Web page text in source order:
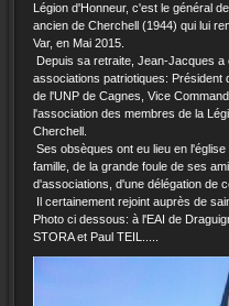
Légion d'Honneur, c'est le général
ancien de Cherchell (1944) qui lui
Var, en Mai 2015.
Depuis sa retraite, Jean-Jacques
associations patriotiques: Président
de l'UNP de Cagnes, Vice
l'association des membres de la
Cherchell.
Ses obsèques ont eu lieu en
famille, de la grande foule de ses
d'associations, d'une délégation de
Il certainement rejoint auprès de
Photo ci dessous: à l'EAI de
STORA et Paul TEIL.....